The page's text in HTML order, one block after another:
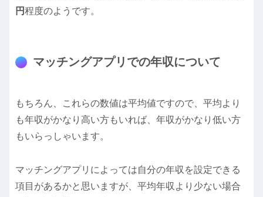
円程度のようです。
マッチングアプリでの年収について
もちろん、これらの数値は平均値ですので、平均より
も年収がかなり高い方もいれば、年収がかなり低い方
もいらっしゃいます。
マッチングアプリによっては自分の年収を設定できる
項目があるかと思いますが、平均年収より少ない場合